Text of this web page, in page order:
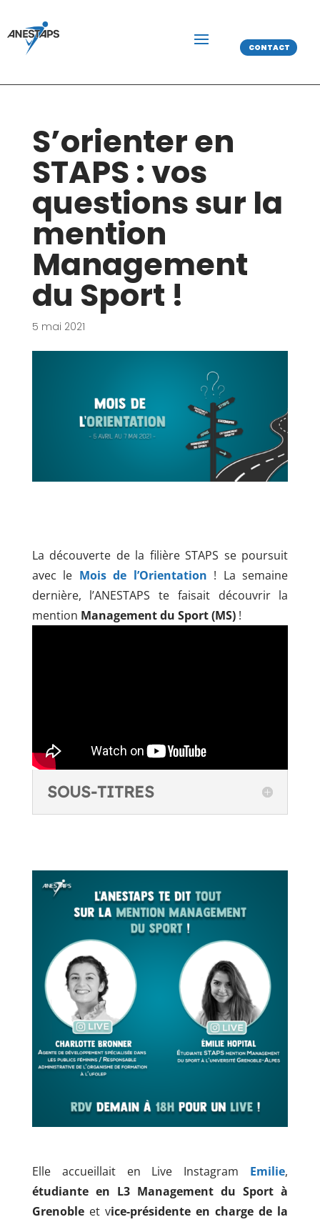
CONTACT
S’orienter en
STAPS : vos
questions sur la
mention
Management
du Sport !
5 mai 2021
La découverte de la filière STAPS se poursuit
avec le Mois de l’Orientation ! La semaine
dernière, l’ANESTAPS te faisait découvrir la
mention Management du Sport (MS)!
SOUS-TITRES
Elle accueillait en Live Instagram Emilie,
étudiante en L3 Management du Sport à
Grenobleet vice-présidente en charge de la